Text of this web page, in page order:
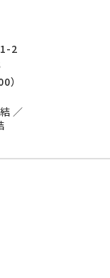
2
）
／